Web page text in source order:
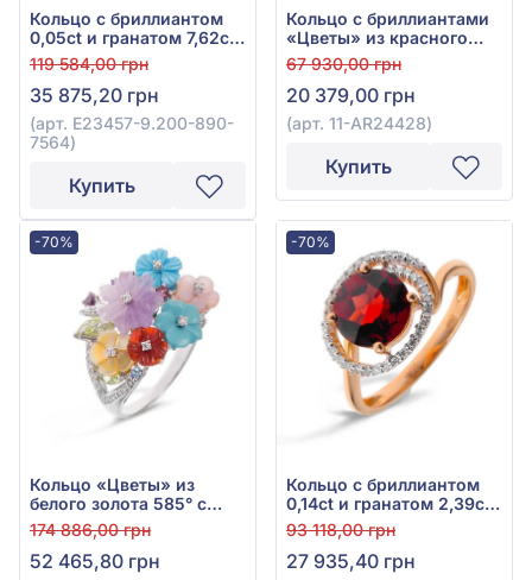
Кольцо с бриллиантом
0,05ct и гранатом 7,62ct
из красного золота 585°,
арт. E23457-9.200-890-
7564
119 584,00 грн
35 875,20 грн
(арт. E23457-9.200-890-
7564)
Купить
Кольцо с бриллиантами
«Цветы» из красного
золота 585° с
бриллиантом 0,03ct,
аметистом 0,12ct,
гранатом родолитом
0,78ct и хризолитом
0,2ct, арт. 11-АR24428
67 930,00 грн
20 379,00 грн
(арт. 11-АR24428)
Купить
-70%
Кольцо «Цветы» из
белого золота 585° с
бриллиантом, топазом
Sky Blue, аметистом,
гранатом родолит,
174 886,00 грн
52 465,80 грн
-70%
Кольцо с бриллиантом
0,14ct и гранатом 2,39ct
из красного золота 585°,
арт. E19130-9.200-807
93 118,00 грн
27 935,40 грн